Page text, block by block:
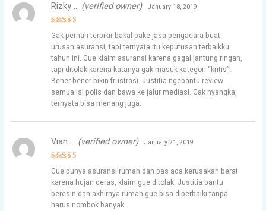
Rated
out of 5
Rizky … (verified owner) January 18, 2019
Gak pernah terpikir bakal pake jasa pengacara buat
urusan asuransi, tapi ternyata itu keputusan terbaikku
tahun ini. Gue klaim asuransi karena gagal jantung ringan,
tapi ditolak karena katanya gak masuk kategori “kritis”.
Bener-bener bikin frustrasi. Justitia ngebantu review
semua isi polis dan bawa ke jalur mediasi. Gak nyangka,
ternyata bisa menang juga.
out of 5
Vian … (verified owner) January 21, 2019
Gue punya asuransi rumah dan pas ada kerusakan berat
karena hujan deras, klaim gue ditolak. Justitia bantu
beresin dan akhirnya rumah gue bisa diperbaiki tanpa
harus nombok banyak.